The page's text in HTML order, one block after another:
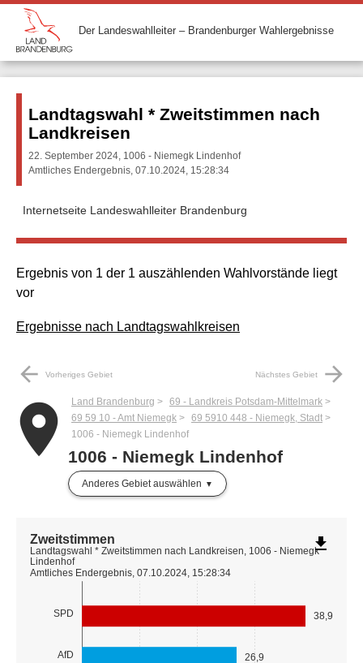
Der Landeswahlleiter – Brandenburger Wahlergebnisse
Landtagswahl * Zweitstimmen nach
Landkreisen
22. September 2024, 1006 - Niemegk Lindenhof
Amtliches Endergebnis, 07.10.2024, 15:28:34
Internetseite Landeswahlleiter Brandenburg
Ergebnis von 1 der 1 auszählenden Wahlvorstände liegt
vor
Ergebnisse nach Landtagswahlkreisen
arrow_back Vorheriges Gebiet Nächstes Gebiet arrow_forward
place Land Brandenburg
69 - Landkreis Potsdam-Mittelmark
69 59 10 - Amt Niemegk
69 5910 448 - Niemegk, Stadt
1006 - Niemegk Lindenhof
1006 - Niemegk Lindenhof
Anderes Gebiet auswählen
SPD
AfD
38,9
26,9
Zweitstimmen
Landtagswahl * Zweitstimmen nach Landkreisen, 1006 - Niemegk
Lindenhof
Amtliches Endergebnis, 07.10.2024, 15:28:34
file_download